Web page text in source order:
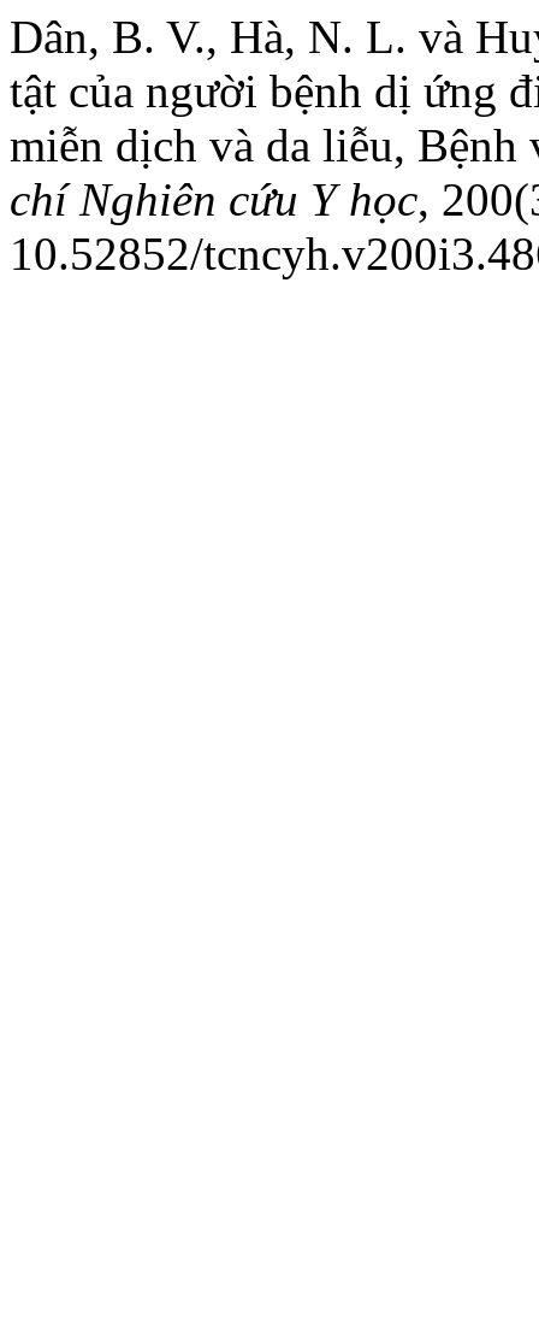
Dân, B. V., Hà, N. L. và
tật của người bệnh dị ứng
miễn dịch và da liễu,
chí Nghiên cứu Y học,
10.52852/